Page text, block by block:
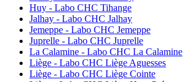
Huy - Labo CHC Tihange
Jalhay - Labo CHC Jalhay
Jemeppe - Labo CHC Jemeppe
Juprelle - Labo CHC Juprelle
La Calamine - Labo CHC La Calamine
Liège - Labo CHC Liège Aguesses
Liège - Labo CHC Liège Cointe